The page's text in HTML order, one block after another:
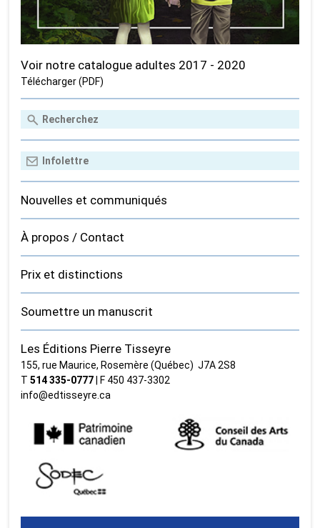
Voir notre catalogue adultes 2017 - 2020
Télécharger (PDF)
Nouvelles et communiqués
À propos / Contact
Prix et distinctions
Soumettre un manuscrit
Les Éditions Pierre Tisseyre
155, rue Maurice, Rosemère (Québec) J7A 2S8
T514 335‑0777 | F 450 437‑3302
info@edtisseyre.ca